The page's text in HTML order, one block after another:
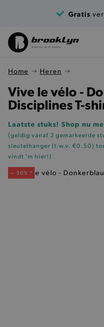
Gratis
Home Heren
Vive le vélo -
Disciplines T-
Laatste stuks! Shop nu
(geldig vanaf 2 gemarkeerde
sleutelhanger (t.w.v. €0.50)
vindt 'm hier!)
— 50% *